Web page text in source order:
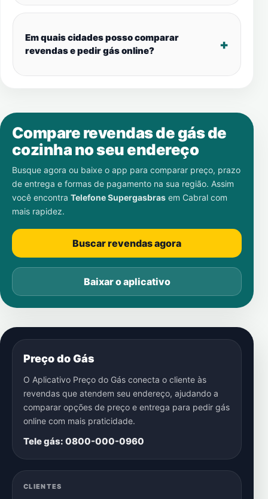
Em quais cidades posso comparar
revendas e pedir gás online?
Compare revendas de gás de
cozinha no seu endereço
Busque agora ou baixe o app para comparar preço, prazo
de entrega e formas de pagamento na sua região. Assim
você encontra Telefone Supergasbras em Cabral com
mais rapidez.
Buscar revendas agora
Baixar o aplicativo
Preço do Gás
O Aplicativo Preço do Gás conecta o cliente às
revendas que atendem seu endereço, ajudando a
comparar opções de preço e entrega para pedir gás
online com mais praticidade.
Tele gás: 0800-000-0960
CLIENTES